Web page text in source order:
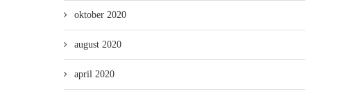
oktober 2020
august 2020
april 2020